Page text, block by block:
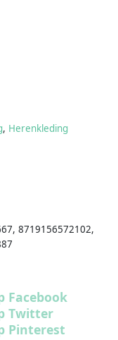
, Herenkleding
, 8719156572102,